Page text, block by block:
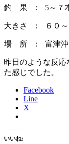
釣 果 : 5～７
大きさ : ６０～
場 所 : 富津沖
昨日のような反
た感じでした。
Facebook
Line
X
いいね: